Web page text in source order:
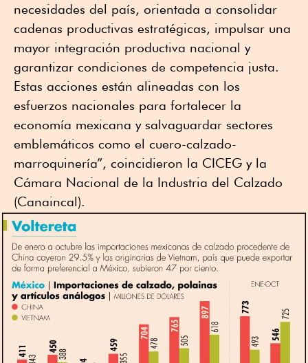
necesidades del país, orientada a consolidar
cadenas productivas estratégicas, impulsar una
mayor integración productiva nacional y
garantizar condiciones de competencia justa.
Estas acciones están alineadas con los
esfuerzos nacionales para fortalecer la
economía mexicana y salvaguardar sectores
emblemáticos como el cuero-calzado-
marroquinería”, coincidieron la CICEG y la
Cámara Nacional de la Industria del Calzado
(Canaincal).